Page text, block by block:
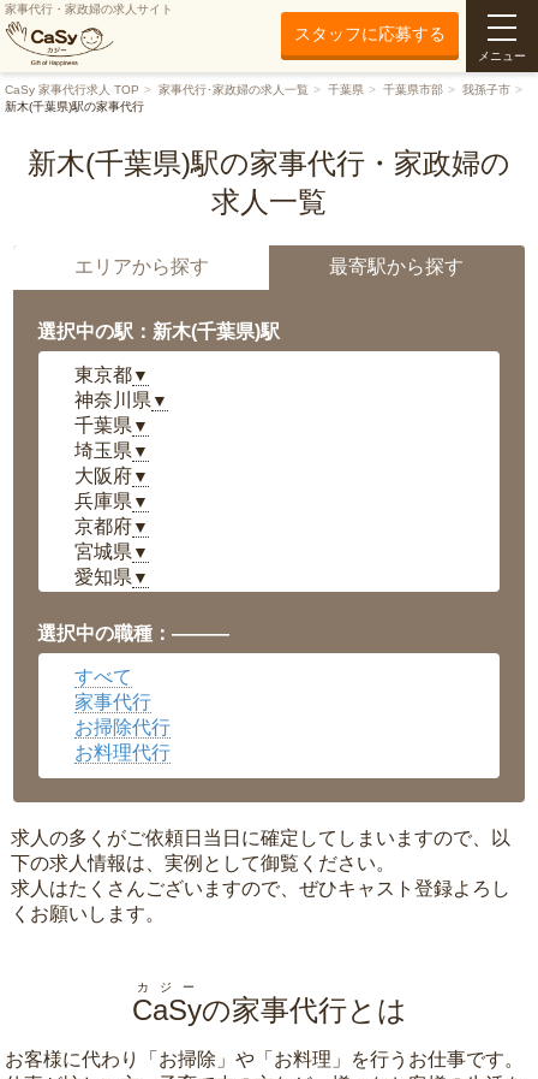
家事代行・家政婦の求人サイト
スタッフに応募する
メニュー
CaSy 家事代行求人 TOP 家事代行･家政婦の求人一覧 千葉県 千葉県市部
我孫子市
新木(千葉県)駅の家事代行
新木(千葉県)駅の家事代行・家政婦の
求人一覧
エリアから探す 最寄駅から探す
選択中の駅：新木(千葉県)駅
東京都▼
神奈川県 ▼
千葉県 ▼
埼玉県 ▼
大阪府▼
兵庫県 ▼
京都府▼
宮城県 ▼
愛知県 ▼
岡山県▼
広島県▼
沖縄県
選択中の職種：———
すべて
家事代行
お掃除代行
お料理代行
求人の多くがご依頼日当日に確定してしまいますので、以
下の求人情報は、実例として御覧ください。
求人はたくさんございますので、ぜひキャスト登録よろし
くお願いします。
CaSy
カジー
の家事代行とは
お客様に代わり「 お掃除 」や「 お料理 」を行うお仕事です。